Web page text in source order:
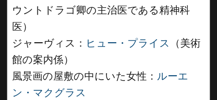
ウントドラゴ卿の主治医である精神科
医）
ジャーヴィス： ヒュー・プライス
（美術
館の案内係）
風景画の屋敷の中にいた女性： ルーエ
ン・マクグラス